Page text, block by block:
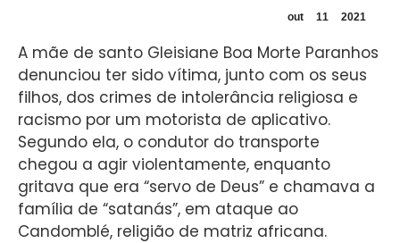
out 11 2021
A mãe de santo Gleisiane Boa Morte Paranhos
denunciou ter sido vítima, junto com os seus
filhos, dos crimes de intolerância religiosa e
racismo por um motorista de aplicativo.
Segundo ela, o condutor do transporte
chegou a agir violentamente, enquanto
gritava que era “servo de Deus” e chamava a
família de “satanás”, em ataque ao
Candomblé, religião de matriz africana.